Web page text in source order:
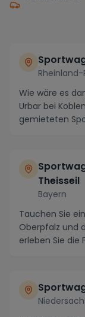
Rheinland-
Wie wäre es
Urbar bei
gemieteten
Theisseil
Bayern
Tauchen Sie
Oberpfalz und
erleben Sie die